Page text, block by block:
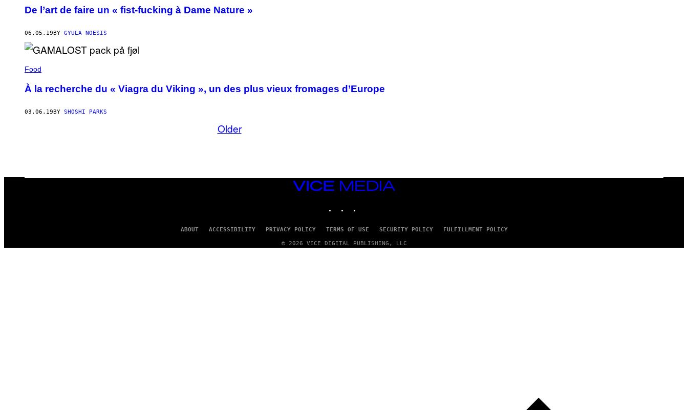
De l’art de faire un « fist-fucking à Dame Nature »
06.05.19 BY GYULA NOESIS
Food
À la recherche du « Viagra du Viking », un des plus vieux fromages d’Europe
03.06.19BY SHOSHI PARKS
Older
VICE
ABOUT ACCESSIBILITY PRIVACY POLICY TERMS OF USE SECURITY POLICY FULFILLMENT POLICY
© 2026 VICE DIGITAL PUBLISHING, LLC